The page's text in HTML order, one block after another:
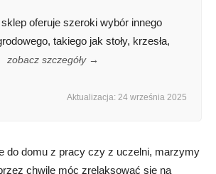
oferuje szeroki wybór innego
takiego jak stoły, krzesła,
zobacz szczegóły →
Aktualizacja: 24 września 2025
do domu z pracy czy z uczelni, marzymy
chwilę móc zrelaksować się na